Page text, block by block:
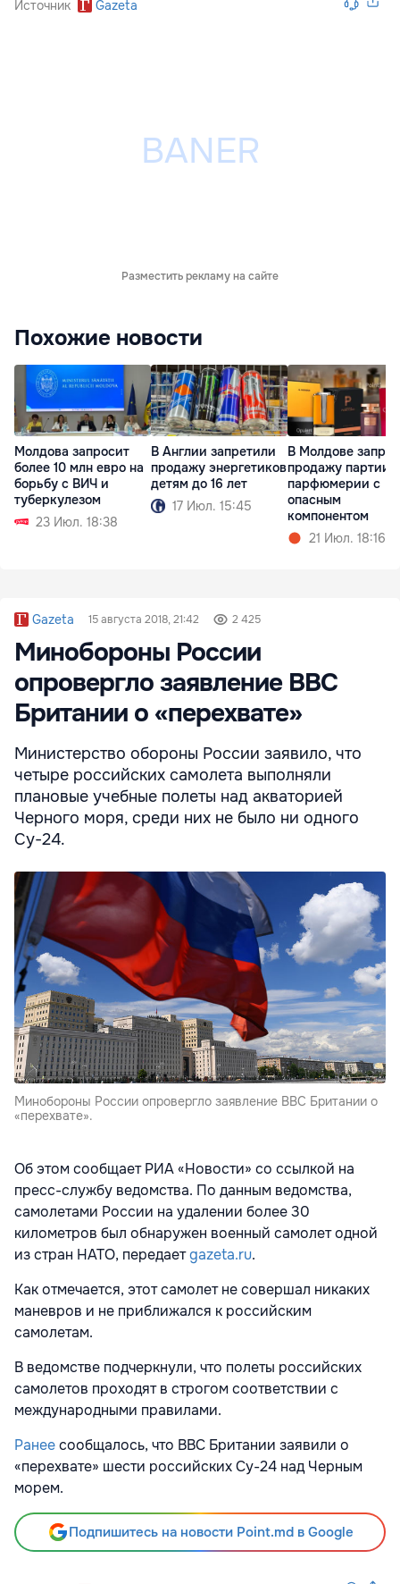
Источник Gazeta
Разместить рекламу на сайте
Похожие новости
Молдова запросит
более 10 млн евро на
борьбу с ВИЧ и
туберкулезом
23 Июл. 18:38
В Англии запретили
продажу энергетиков
детям до 16 лет
17 Июл. 15:45
В Молдове
продажу партии
парфюмерии с
опасным
компонентом
21 Июл. 18:16
Gazeta 15 августа 2018, 21:42 2 425
Минобороны России
опровергло заявление ВВС
Британии о «перехвате»
Министерство обороны России заявило, что
четыре российских самолета выполняли
плановые учебные полеты над акваторией
Черного моря, среди них не было ни одного
Су-24.
Минобороны России опровергло заявление ВВС Британии о
«перехвате».
Об этом сообщает РИА «Новости» со ссылкой на
пресс-службу ведомства. По данным ведомства,
самолетами России на удалении более 30
километров был обнаружен военный самолет одной
из стран НАТО, передаетgazeta.ru.
Как отмечается, этот самолет не совершал никаких
маневров и не приближался к российским
самолетам.
В ведомстве подчеркнули, что полеты российских
самолетов проходят в строгом соответствии с
международными правилами.
Ранеесообщалось, что ВВС Британии заявили о
«перехвате» шести российских Су-24 над Черным
морем.
Подпишитесь на новости Point.md в Google